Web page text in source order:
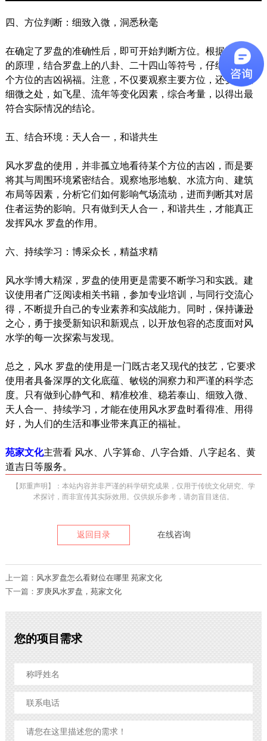
四、方位判断：细致入微，洞悉秋毫
在确定了罗盘的准确性后，即可开始判断方位。根据风水学
的原理，结合罗盘上的八卦、二十四山等符号，仔细分析每
个方位的吉凶祸福。注意，不仅要观察主要方位，还要留意
细微之处，如飞星、流年等变化因素，综合考量，以得出最
符合实际情况的结论。
五、结合环境：天人合一，和谐共生
风水罗盘的使用，并非孤立地看待某个方位的吉凶，而是要
将其与周围环境紧密结合。观察地形地貌、水流方向、建筑
布局等因素，分析它们如何影响气场流动，进而判断其对居
住者运势的影响。只有做到天人合一，和谐共生，才能真正
发挥风水 罗盘的作用。
六、持续学习：博采众长，精益求精
风水学博大精深，罗盘的使用更是需要不断学习和实践。建
议使用者广泛阅读相关书籍，参加专业培训，与同行交流心
得，不断提升自己的专业素养和实战能力。同时，保持谦逊
之心，勇于接受新知识和新观点，以开放包容的态度面对风
水学的每一次探索与发现。
总之，风水 罗盘的使用是一门既古老又现代的技艺，它要求
使用者具备深厚的文化底蕴、敏锐的洞察力和严谨的科学态
度。只有做到心静气和、精准校准、稳若泰山、细致入微、
天人合一、持续学习，才能在使用风水罗盘时看得准、用得
好，为人们的生活和事业带来真正的福祉。
苑家文化主营看 风水、八字算命、八字合婚、八字起名、黄
道吉日等服务。
【郑重声明】：本站内容并非严谨的科学研究成果，仅用于传统文化研究、学
术探讨，而非宣传其实际效用。仅供娱乐参考，请勿盲目迷信。
返回目录 在线咨询
上一篇： 风水罗盘怎么看财位在哪里 苑家文化
下一篇： 罗庚风水罗盘，苑家文化
您的项目需求